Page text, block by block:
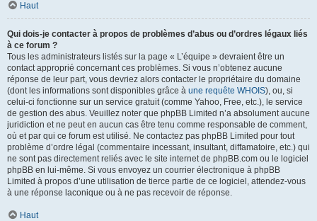
Haut
Qui dois-je contacter à propos de problèmes d’abus ou d’ordres légaux liés
à ce forum ?
Tous les administrateurs listés sur la page « L’équipe » devraient être un
contact approprié concernant ces problèmes. Si vous n’obtenez aucune
réponse de leur part, vous devriez alors contacter le propriétaire du domaine
(dont les informations sont disponibles grâce à une requête WHOIS), ou, si
celui-ci fonctionne sur un service gratuit (comme Yahoo, Free, etc.), le service
de gestion des abus. Veuillez noter que phpBB Limited n’a absolument aucune
juridiction et ne peut en aucun cas être tenu comme responsable de comment,
où et par qui ce forum est utilisé. Ne contactez pas phpBB Limited pour tout
problème d’ordre légal (commentaire incessant, insultant, diffamatoire, etc.) qui
ne sont pas directement reliés avec le site internet de phpBB.com ou le logiciel
phpBB en lui-même. Si vous envoyez un courrier électronique à phpBB
Limited à propos d’une utilisation de tierce partie de ce logiciel, attendez-vous
à une réponse laconique ou à ne pas recevoir de réponse.
Haut